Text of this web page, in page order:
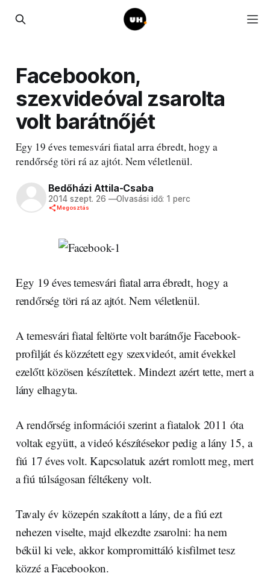
Facebookon,
szexvideóval zsarolta
volt barátnőjét
Egy 19 éves temesvári fiatal arra ébredt, hogy a
rendőrség töri rá az ajtót. Nem véletlenül.
Bedőházi Attila-Csaba
2014 szept. 26 —Olvasási idő: 1 perc
Megosztás
Egy 19 éves temesvári fiatal arra ébredt, hogy a
rendőrség töri rá az ajtót. Nem véletlenül.
A temesvári fiatal feltörte volt barátnője Facebook-
profilját és közzétett egy szexvideót, amit évekkel
ezelőtt közösen készítettek. Mindezt azért tette, mert a
lány elhagyta.
A rendőrség információi szerint a fiatalok 2011 óta
voltak együtt, a videó készítésekor pedig a lány 15, a
fiú 17 éves volt. Kapcsolatuk azért romlott meg, mert
a fiú túlságosan féltékeny volt.
Tavaly év közepén szakított a lány, de a fiú ezt
nehezen viselte, majd elkezdte zsarolni: ha nem
békül ki vele, akkor kompromittáló kisfilmet tesz
közzé a Facebookon.